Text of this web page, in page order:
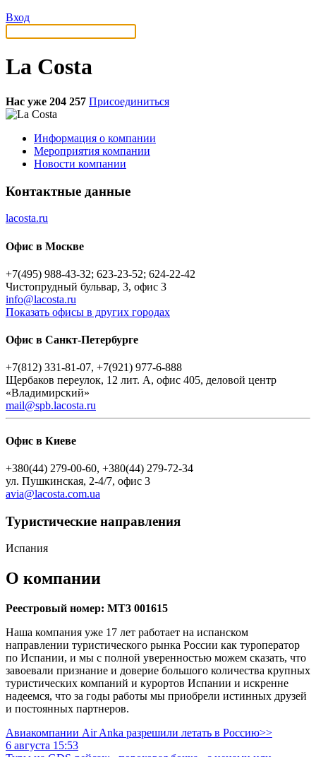
Вход
La Costa
Нас уже 204 257 Присоединиться
Информация о компании
Мероприятия компании
Новости компании
Контактные данные
lacosta.ru
Офис в Москве
+7(495) 988-43-32; 623-23-52; 624-22-42
Чистопрудный бульвар, 3, офис 3
info@lacosta.ru
Показать офисы в других городах
Офис в Санкт-Петербурге
+7(812) 331-81-07, +7(921) 977-6-888
Щербаков переулок, 12 лит. А, офис 405, деловой центр
«Владимирский»
mail@spb.lacosta.ru
Офис в Киеве
+380(44) 279-00-60, +380(44) 279-72-34
ул. Пушкинская, 2-4/7, офис 3
avia@lacosta.com.ua
Туристическиe направления
Испания
О компании
Реестровый номер: МТ3 001615
Наша компания уже 17 лет работает на испанском
направлении туристического рынка России как туроператор
по Испании, и мы с полной уверенностью можем сказать, что
завоевали признание и доверие большого количества крупных
туристических компаний и курортов Испании и искренне
надеемся, что за годы работы мы приобрели истинных друзей
и постоянных партнеров.
Авиакомпании Air Anka разрешили летать в Россию>>
6 августа 15:53